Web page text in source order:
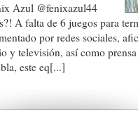
Azul @fenixazul44
A falta de 6 juegos para
por redes sociales,
y televisión, así como
este eq[...]